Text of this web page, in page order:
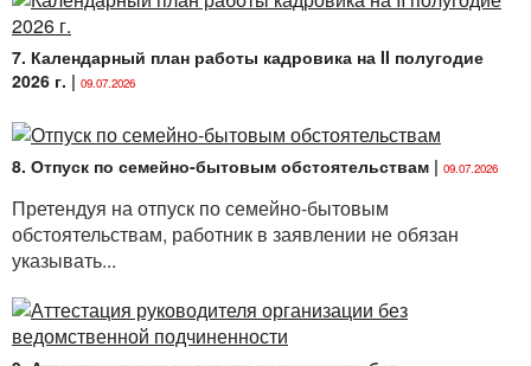
7. Календарный план работы кадровика на II полугодие
2026 г. | 09.07.2026
8. Отпуск по семейно-бытовым обстоятельствам | 09.07.2026
Претендуя на отпуск по семейно-бытовым
обстоятельствам, работник в заявлении не обязан
указывать...